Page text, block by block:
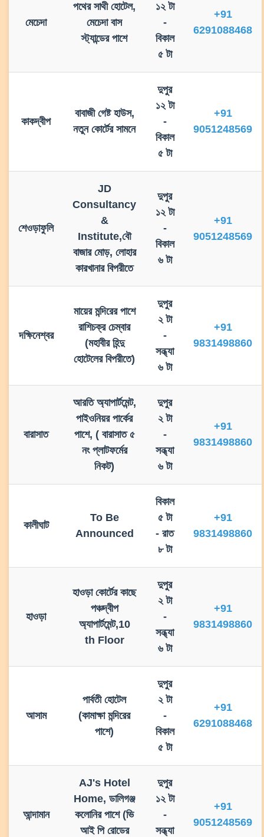
মেচেদা
পথের সাথী হোটেল,
মেচেদা বাস
স্ট্যান্ডের পাশে
১২ টা
-
বিকাল
৫ টা
+91
6291088468
কাকদ্বীপ
বাবাজী গেষ্ট হাউস,
নতুন কোর্টের সামনে
দুপুর
১২ টা
-
বিকাল
৫ টা
+91
9051248569
শেওড়াফুলি
JD
Consultancy
&
Institute,বৌ
বাজার মোড়, লোহার
কারখানার বিপরীতে
দুপুর
১২ টা
-
বিকাল
৬ টা
+91
9051248569
দক্ষিনেশ্বর
মায়ের মন্দিরের পাশে
রাশিচক্র চেম্বার
(মহাবীর হিন্দু
হোটেলের বিপরীতে)
দুপুর
২ টা
-
সন্ধ্যা
৬ টা
+91
9831498860
বারাসাত
আরতি অ্যাপার্টমেন্ট,
পাইওনিয়র পার্কের
পাশে, ( বারাসাত ৫
নং প্লাটফর্মের
নিকট)
দুপুর
২ টা
-
সন্ধ্যা
৬ টা
+91
9831498860
কালীঘাট
To Be
Announced
বিকাল
৫ টা
- রাত
৮ টা
+91
9831498860
হাওড়া
হাওড়া কোর্টের কাছে
পঞ্চদ্বীপ
অ্যাপার্টমেন্ট,10
th Floor
দুপুর
২ টা
-
সন্ধ্যা
৬ টা
+91
9831498860
আসাম
পার্বতী হোটেল
(কামাক্ষা মন্দিরের
পাশে)
দুপুর
২ টা
-
বিকাল
৫ টা
+91
6291088468
আন্দামান
AJ's Hotel
Home, ডালিগঞ্জ
কলোনির পাশে (ভি
আই পি রোডের
দুপুর
১২ টা
-
সন্ধ্যা
+91
9051248569